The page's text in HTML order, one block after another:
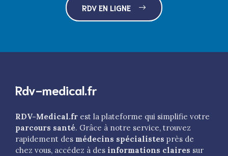
RDV EN LIGNE
Rdv-medical.fr
RDV-Medical.fr est la plateforme qui simplifie votre
parcours santé. Grâce à notre service, trouvez
rapidement des médecins spécialistes près de
chez vous, accédez à des informations claires sur